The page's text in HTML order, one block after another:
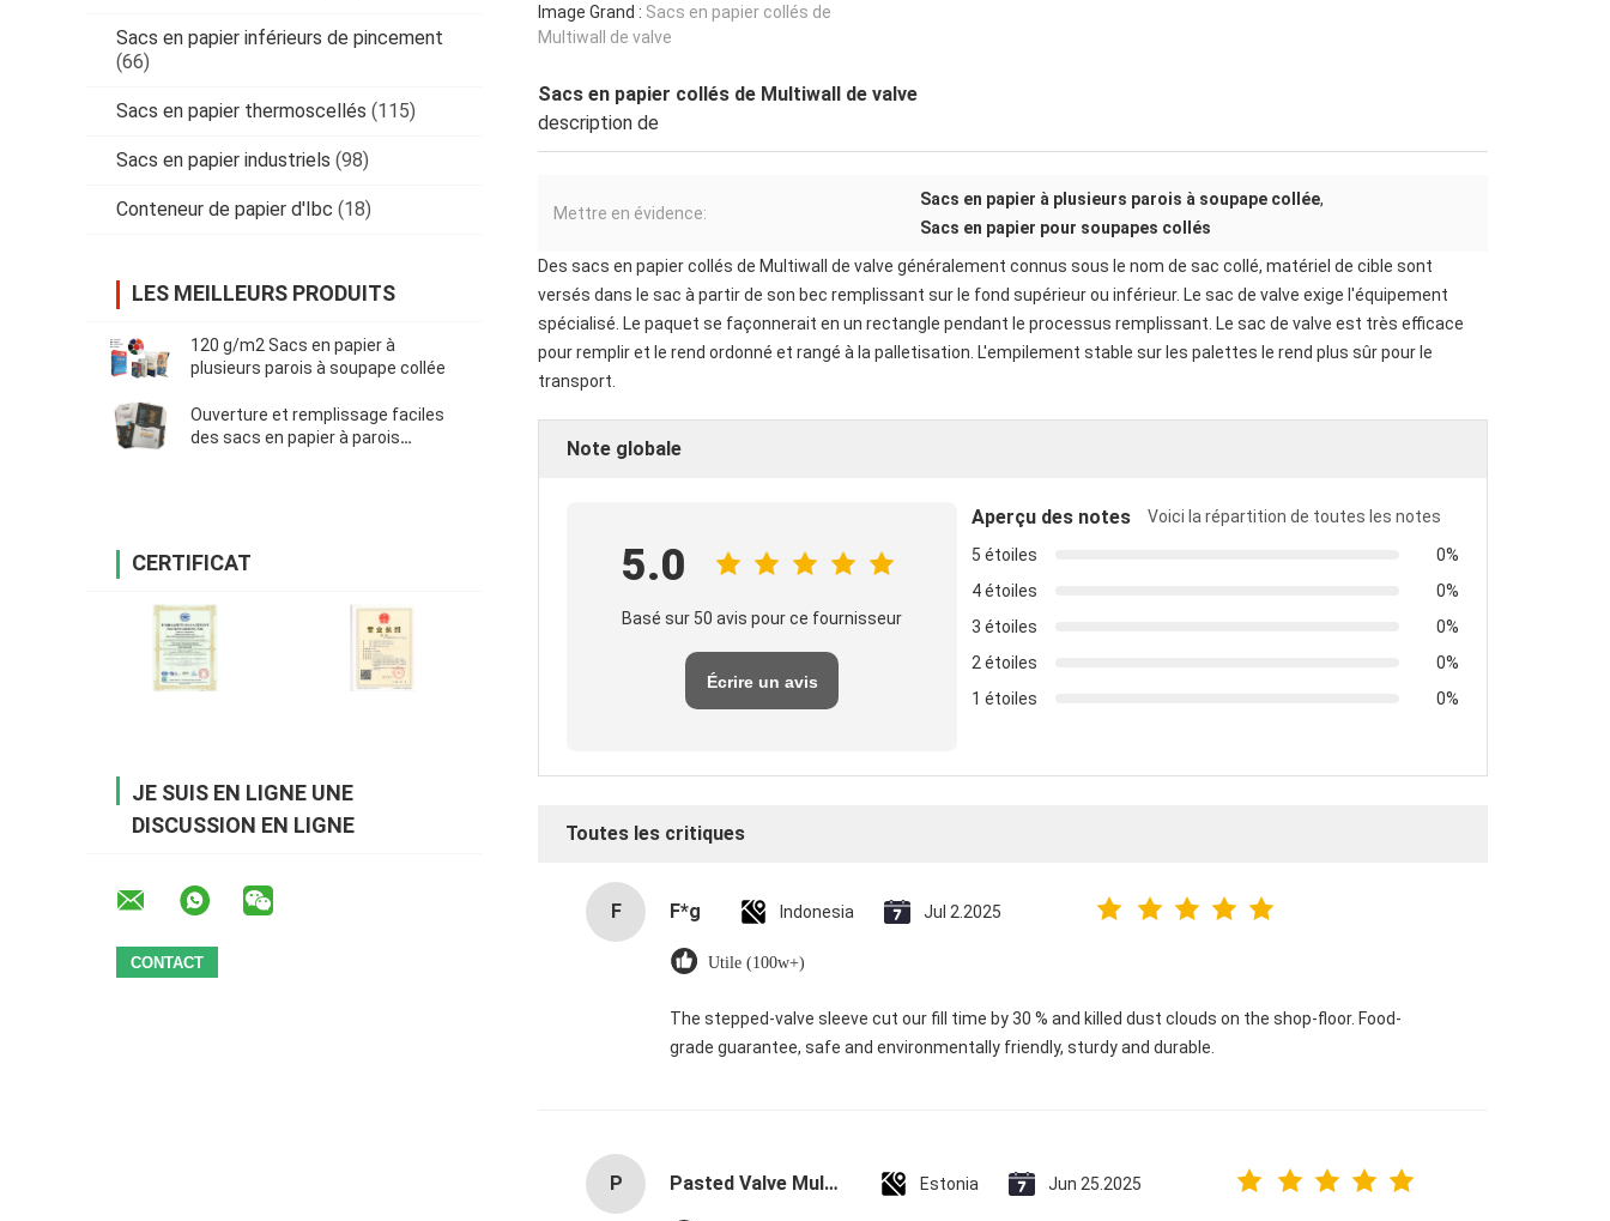
Sacs en papier inférieurs de pincement
(66)
Sacs en papier thermoscellés (115)
Sacs en papier industriels (98)
Conteneur de papier d'Ibc (18)
LES MEILLEURS PRODUITS
120 g/m2 Sacs en papier à
plusieurs parois à soupape collée
Ouverture et remplissage faciles
des sacs en papier à parois
CERTIFICAT
JE SUIS EN LIGNE UNE
DISCUSSION EN LIGNE
Image Grand : Sacs en papier collés de
Multiwall de valve
Sacs en papier collés de Multiwall de valve
description de
Mettre en évidence:
Sacs en papier à plusieurs parois à soupape collée,
Sacs en papier pour soupapes collés
Des sacs en papier collés de Multiwall de valve généralement connus sous le nom de sac collé, matériel de cible sont
versés dans le sac à partir de son bec remplissant sur le fond supérieur ou inférieur. Le sac de valve exige l'équipement
spécialisé. Le paquet se façonnerait en un rectangle pendant le processus remplissant. Le sac de valve est très efficace
pour remplir et le rend ordonné et rangé à la palletisation. L'empilement stable sur les palettes le rend plus sûr pour le
transport.
Note globale
5.0
Basé sur 50 avis pour ce fournisseur
Écrire un avis
Aperçu des notes
Voici la répartition de toutes les notes
5 étoiles
0%
4 étoiles
0%
3 étoiles
0%
2 étoiles
0%
1 étoiles
0%
Toutes les critiques
F F*g Indonesia Jul 2.2025
Utile (100w+)
The stepped-valve sleeve cut our fill time by 30 % and killed dust clouds on the shop-floor. Food-
grade guarantee, safe and environmentally friendly, sturdy and durable.
P Pasted Valve Multiwall Paper Bags for Durable Packaging with 10kg to 50kg Capacity and Moisture Resistance Estonia Jun 25.2025